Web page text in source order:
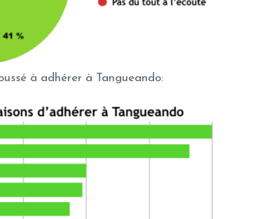
à adhérer à Tangueando: